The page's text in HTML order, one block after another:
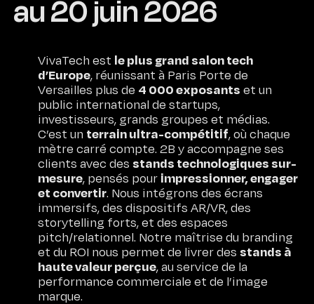
au 20 juin 2026
VivaTech est le plus grand salon tech
d’Europe, réunissant à Paris Porte de
Versailles plus de 4 000 exposants et un
public international de startups,
investisseurs, grands groupes et médias.
C’est un terrain ultra-compétitif, où chaque
mètre carré compte. 2B y accompagne ses
clients avec des stands technologiques sur-
mesure, pensés pour impressionner, engager
et convertir. Nous intégrons des écrans
immersifs, des dispositifs AR/VR, des
storytelling forts, et des espaces
pitch/relationnel. Notre maîtrise du branding
et du ROI nous permet de livrer des stands à
haute valeur perçue, au service de la
performance commerciale et de l’image
marque.